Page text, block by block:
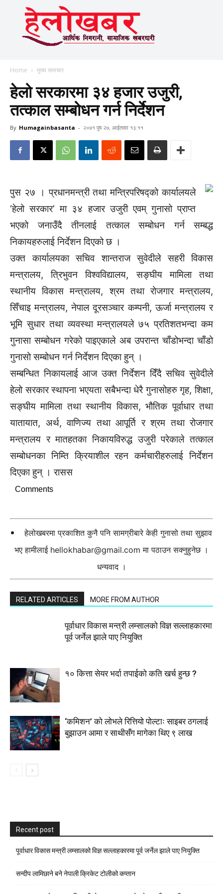
Home मुख्य समाचार
हेलो सरकारमा ३४ हजार उजुरी,
तत्काल सम्बोधन गर्न निर्देशन
By Humagainbasanta - २०७१ पुष २७, आईतवार १३:११
पुस २७ । प्रधानमन्त्री तथा मन्त्रिपरिषद्को कार्यालयले
‘हेलो सरकार’ मा ३४ हजार उजुरी एवम् गुनासो प्राप्त
भएको जनाउँदै तीनलाई तत्काल सम्बोधन गर्न सम्बद्ध
निकायहरुलाई निर्देशन दिएको छ ।
उक्त कार्यालयका सचिव शान्तराज सुवेदीले सहरी विकास
मन्त्रालय, त्रिभुवन विश्वविद्यालय, सङ्घीय मामिला तथा
स्थानीय विकास मन्त्रालय, श्रम तथा रोजगार मन्त्रालय,
सिँचाइ मन्त्रालय, नेपाल दूरसञ्चार कम्पनी, ऊर्जा मन्त्रालय र
भूमि सुधार तथा व्यवस्था मन्त्रालयले ७५ प्रतिशतभन्दा कम
गुनासा सम्बोधन गरेको पाइएकाले अब उपरान्त चाँडोभन्दा चाँडो
गुनासो सम्बोधन गर्न निर्देशन दिएका हुन् ।
सम्बन्धित निकायलाई आज उक्त निर्देशन दिँदै सचिव सुवेदीले
हेलो सरकार स्थापना भएयता सबैभन्दा धेरै गुनासोहरु गृह, शिक्षा,
सङ्घीय मामिला तथा स्थानीय विकास, भौतिक पूर्वाधार तथा
यातायात, अर्थ, वाणिज्य तथा आपूर्ति र श्रम तथा रोजगार
मन्त्रालय र मातहतका निकायविरुद्ध उजुरी परेकाले तत्काल
सम्बोधनका निम्ति क्रियाशील रहन कर्मचारीहरुलाई निर्देशन
दिएका हुन् । रासस
Comments
हेलोखबरमा प्रकाशित कुनै पनि सामग्रीबारे केही गुनासो तथा सुझाव
भए हामीलाई hellokhabar@gmail.com मा पठाउन सक्नुहुनेछ ।
धन्यवाद ।
RELATED ARTICLES MORE FROM AUTHOR
पूर्वाधार विकास मन्त्री लम्सालको विज्ञ सल्लाहकारमा
पूर्व जर्नेल झाले पाए नियुक्ति
१० कित्ता सेयर भर्दा तपाईको कति खर्च हुन्छ ?
‘कमिशन’ को लोभले रित्तियो पोल्टाः साइबर ठगलाई
बुझाउन आमा र साथीसँग मागेका थिए ९ लाख
Recent post
पूर्वाधार विकास मन्त्री लम्सालको विज्ञ सल्लाहकारमा पूर्व जर्नेल झाले पाए नियुक्ति
सन्दीप लामिछाने बने नेपाली क्रिकेट टोलीको कप्तान